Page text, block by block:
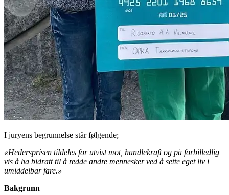
I juryens begrunnelse står følgende;
«Hedersprisen tildeles for utvist mot, handlekraft og på forbilledlig
vis å ha bidratt til å redde andre mennesker ved å sette eget liv i
umiddelbar fare.»
Bakgrunn